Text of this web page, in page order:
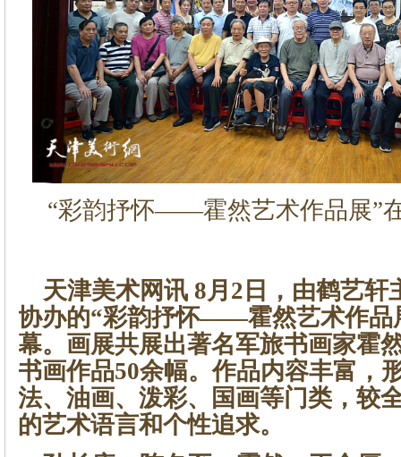
“彩韵抒怀——霍然艺术作品展”
天津美术网讯 8月2日，由鹤艺轩
协办的“彩韵抒怀——霍然艺术作品
幕。画展共展出著名军旅书画家霍
书画作品50余幅。作品内容丰富，
法、油画、泼彩、国画等门类，较
的艺术语言和个性追求。